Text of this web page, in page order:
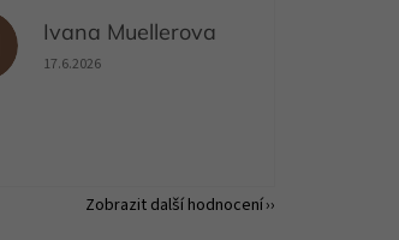
Ivana Muellerova
Hodnocení obchodu je 5 z 5 hvězdiček.
17.6.2026
Zobrazit další hodnocení